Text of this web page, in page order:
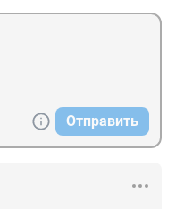
Отправить